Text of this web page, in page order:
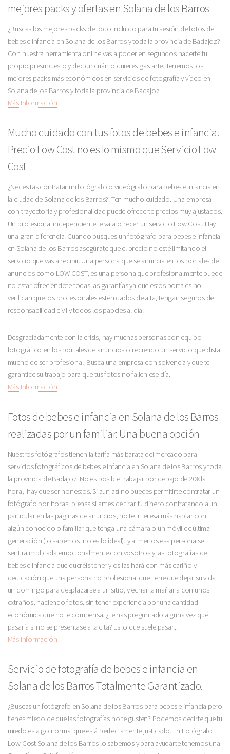
mejores packs y ofertas en Solana de los Barros
¿Buscas los mejores packs de todo incluido para tu sesión de fotos de
bebes e infancia en Solana de los Barros y toda la provincia de Badajoz?
Con nuestra herramienta online vas a poder en segundos hacerte tu
propio presupuesto y decidir cuánto quieres gastarte. Tenemos los
mejores packs más económicos en servicios de fotografía y vídeo en
Solana de los Barros y toda la provincia de Badajoz.
Más Información
Mucho cuidado con tus fotos de bebes e infancia.
Precio Low Cost no es lo mismo que Servicio Low
Cost
¿Necesitas contratar un fotógrafo o videógrafo para bebes e infancia en
la ciudad de Solana de los Barros?. Ten mucho cuidado. Una empresa
con trayectoria y profesionalidad puede ofrecerte precios muy ajustados.
Un profesional independiente te va a ofrecer un servicio Low Cost. Hay
una gran diferencia. Cuando busques un fotógrafo para bebes e infancia
en Solana de los Barros asegúrate que el precio no esté limitando el
servicio que vas a recibir. Una persona que se anuncia en los portales de
anuncios como LOW COST, es una persona que profesionalmente puede
no estar ofreciéndote todas las garantías ya que estos portales no
verifican que los profesionales estén dados de alta, tengan seguros de
responsabilidad civil y todos los papeles al día.
Desgraciadamente con la crisis, hay muchas personas con equipo
fotográfico en los portales de anuncios ofreciendo un servicio que dista
mucho de ser profesional. Busca una empresa con solvencia y que te
garantice su trabajo para que tus fotos no fallen ese día.
Más Información
Fotos de bebes e infancia en Solana de los Barros
realizadas por un familiar. Una buena opción
Nuestros fotógrafos tienen la tarifa más barata del mercado para
servicios fotográficos de bebes e infancia en Solana de los Barros y toda
la provincia de Badajoz. No es posible trabajar por debajo de 20€ la
hora, hay que ser honestos. Si aun así no puedes permitirte contratar un
fotógrafo por horas, piensa si antes de tirar tu dinero contratando a un
particular en las páginas de anuncios, no te interesa más hablar con
algún conocido o familiar que tenga una cámara o un móvil de última
generación (lo sabemos, no es lo ideal), y al menos esa persona se
sentirá implicada emocionalmente con vosotros y las fotografías de
bebes e infancia que queréis tener y os las hará con más cariño y
dedicación que una persona no profesional que tiene que dejar su vida
un domingo para desplazarse a un sitio, y echar la mañana con unos
extraños, haciendo fotos, sin tener experiencia por una cantidad
económica que no le compensa. ¿Te has preguntado alguna vez qué
pasaría si no se presentase a la cita? Es lo que suele pasar...
Más Información
Servicio de fotografía de bebes e infancia en
Solana de los Barros Totalmente Garantizado.
¿Buscas un fotógrafo en Solana de los Barros para bebes e infancia pero
tienes miedo de que las fotografías no te gusten? Podemos decirte que tu
miedo es algo normal que está perfectamente justicado. En Fotógrafo
Low Cost Solana de los Barros lo sabemos y para ayudarte tenemos una